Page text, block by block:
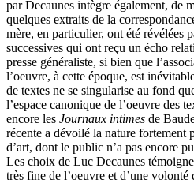
par Decaunes intègre également, de
quelques extraits de la
mère, en particulier, ont été révélées
successives qui ont reçu un écho
presse généraliste, si bien que
l’oeuvre, à cette époque, est
de textes ne se singularise au fond
l’espace canonique de l’oeuvre des
encore les Journaux intimes de
récente a dévoilé la nature fortement
d’art, dont le public n’a pas encore
Les choix de Luc Decaunes
très fine de l’oeuvre et d’une